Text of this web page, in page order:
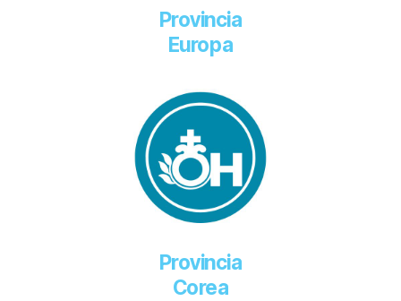
Provincia
Europa
Provincia
Corea